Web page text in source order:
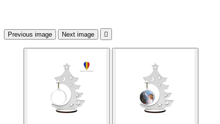
Previous image Next image 